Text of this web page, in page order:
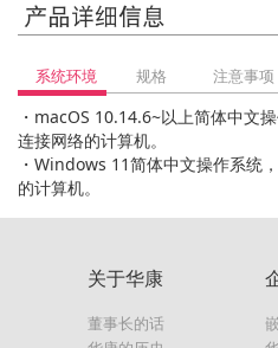
产品详细信息
系统环境 规格 注意事项
・macOS 10.14.6~以上简体中文
连接网络的计算机。
・Windows 11简体中文操作系统
的计算机。
关于华康
董事长的话